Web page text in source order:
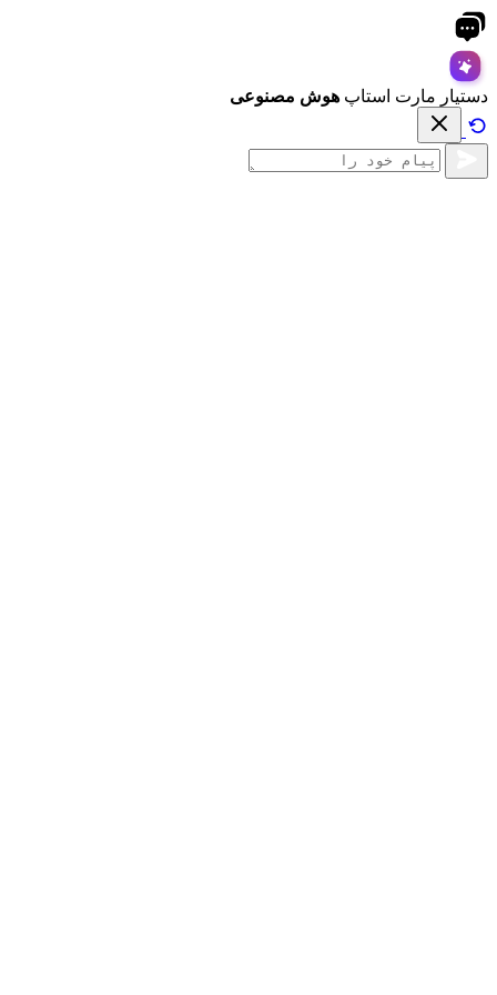
دستیار مارت استاپ هوش مصنوعی